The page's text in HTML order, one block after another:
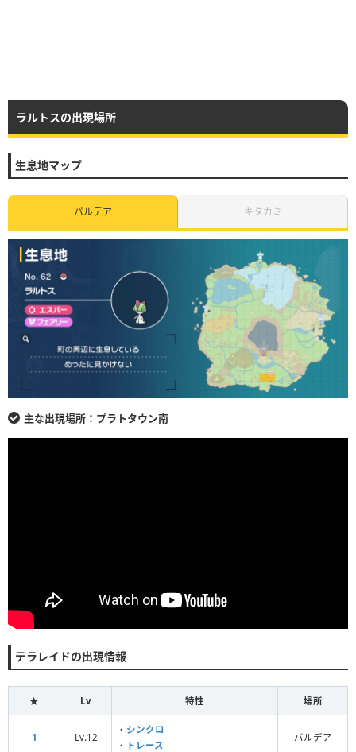
ラルトスの出現場所
生息地マップ
パルデア キタカミ
主な出現場所：プラトタウン南
テラレイドの出現情報
★ Lv 特性 場所
1 Lv.12
・ シンクロ
・ トレース
パルデア